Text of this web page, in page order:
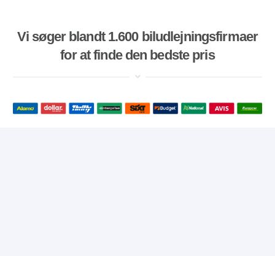
Vi søger blandt 1.600 biludlejningsfirmaer
for at finde den bedste pris